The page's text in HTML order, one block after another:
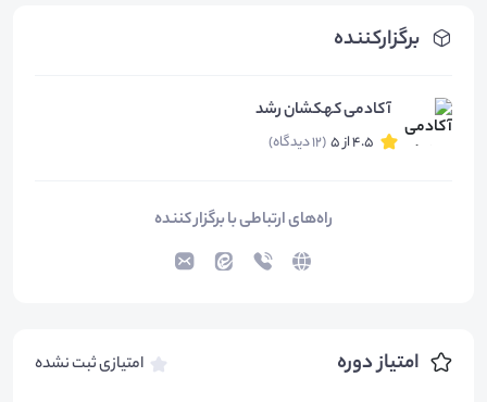
برگزارکننده
آکادمی کهکشان رشد
4.5 از 5 (12 دیدگاه)
راه‌های ارتباطی با برگزار کننده
امتیاز دوره امتیازی ثبت نشده